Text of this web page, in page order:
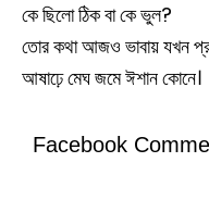
কে ছিলো ঠিক বা কে ভুল?
তোর কথা আজও ভাবায় যখন
আষাঢ়ে মেঘ জমে ঈশান কোনে।
Facebook